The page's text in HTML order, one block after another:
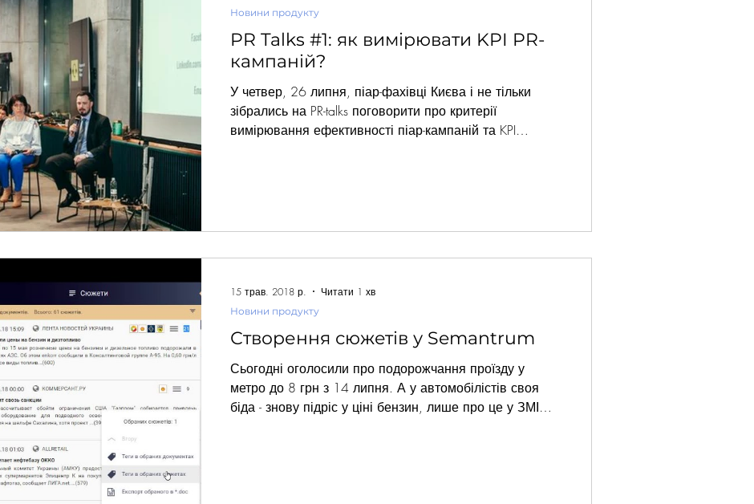
PR Talks #1: як вимірювати KPI PR-
кампаній?
У четвер, 26 липня, піар-фахівці Києва і не тільки
зібрались на PR-talks поговорити про критерії
вимірювання ефективності піар-кампаній та KPI
останній долар, я би витратив його на піар
Новини продукту
Створення сюжетів у Semantrum
Сьогодні оголосили про подорожчання проїзду у
метро до 8 грн з 14 липня. А у автомобілістів своя
біда - знову підріс у ціні бензин, лише про це у ЗМІ
Новини продукту
15 трав. 2018 р. Читати 1 хв